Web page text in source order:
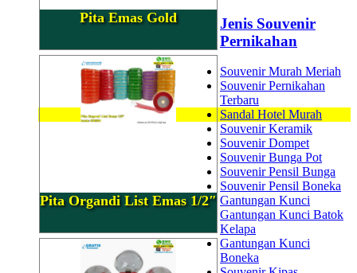
Pita Emas Gold
Pita Organdi List Emas 1/2″
Jenis Souvenir
Pernikahan
Souvenir Murah Meriah
Souvenir Pernikahan
Terbaru
Sandal Hotel Murah
Souvenir Keramik
Souvenir Dompet
Souvenir Bunga Pot
Souvenir Pensil Bunga
Souvenir Pensil Boneka
Gantungan Kunci
Gantungan Kunci Batok
Kelapa
Gantungan Kunci
Boneka